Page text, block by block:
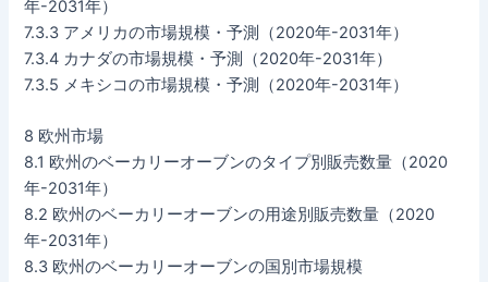
年-2031年）
7.3.3 アメリカの市場規模・予測（2020年-2031年）
7.3.4 カナダの市場規模・予測（2020年-2031年）
7.3.5 メキシコの市場規模・予測（2020年-2031年）
8 欧州市場
8.1 欧州のベーカリーオーブンのタイプ別販売数量（2020
年-2031年）
8.2 欧州のベーカリーオーブンの用途別販売数量（2020
年-2031年）
8.3 欧州のベーカリーオーブンの国別市場規模